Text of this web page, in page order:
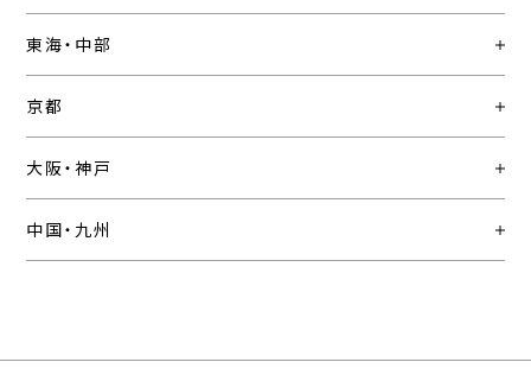
東海・中部
京都
大阪・神戸
中国・九州